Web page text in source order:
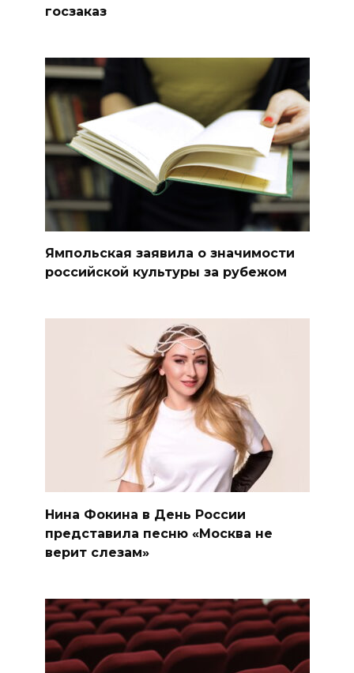
госзаказ
Ямпольская заявила о значимости
российской культуры за рубежом
Нина Фокина в День России
представила песню «Москва не
верит слезам»